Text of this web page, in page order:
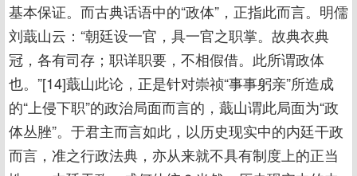
基本保证。而古典话语中的“政体”，正指此而言。明儒
刘蕺山云：“朝廷设一官，具一官之职掌。故典衣典
冠，各有司存；职详职要，不相假借。此所谓政体
也。”[14]蕺山此论，正是针对崇祯“事事躬亲”所造成
的“上侵下职”的政治局面而言的，蕺山谓此局面为“政
体丛脞”。于君主而言如此，以历史现实中的内廷干政
而言，准之行政法典，亦从来就不具有制度上的正当